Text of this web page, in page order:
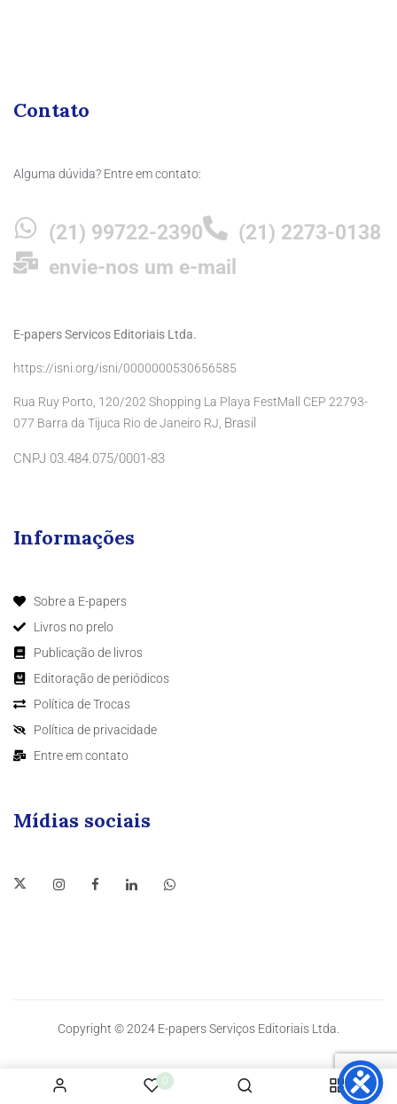
0
Contato
Alguma dúvida? Entre em contato:
(21) 99722-2390
(21) 2273-0138
envie-nos um e-mail
E-papers Servicos Editoriais Ltda.
https://isni.org/isni/0000000530656585
Rua Ruy Porto, 120/202 Shopping La Playa FestMall CEP 22793-
077 Barra da Tijuca Rio de Janeiro RJ, Brasil
CNPJ 03.484.075/0001-83
Informações
Sobre a E-papers
Livros no prelo
Publicação de livros
Editoração de periódicos
Política de Trocas
Política de privacidade
Entre em contato
Mídias sociais
Copyright © 2024 E-papers Serviços Editoriais Ltda.